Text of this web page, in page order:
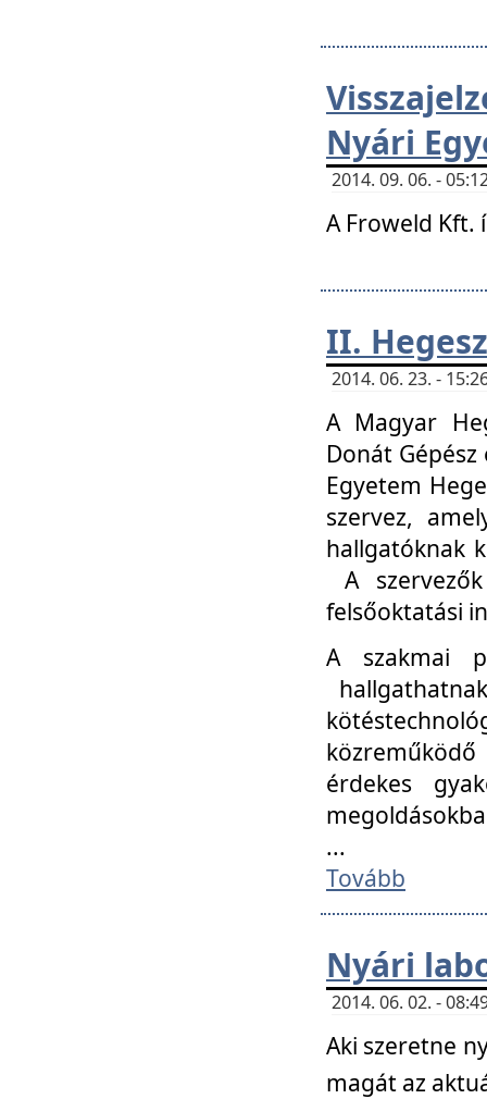
Nyári
2014. 09. 06. -
A Froweld
II.
2014. 06. 23. -
A Magyar
Donát
Egyetem
szervez,
hallgatóknak
A
felsőoktatási
A szakmai
érdekes
...
Tovább
Nyári
2014. 06. 02. -
Aki szeretne
magát az